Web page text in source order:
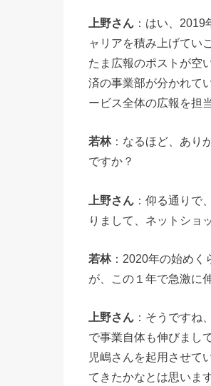
上野さん ：はい、
ャリアを積み上げてい
たま広報のポストが空
済の事業部が分かれて
ービス全体の広報を担
若林：なるほど、あり
ですか？
上野さん ：仰る通りで
りまして、ネットショ
若林：2020年の始めく
が、この１年で急激に
上野さん ：そうですね
で事業自体も伸びまし
児嶋さんを起用させて
てきたかなとは思います